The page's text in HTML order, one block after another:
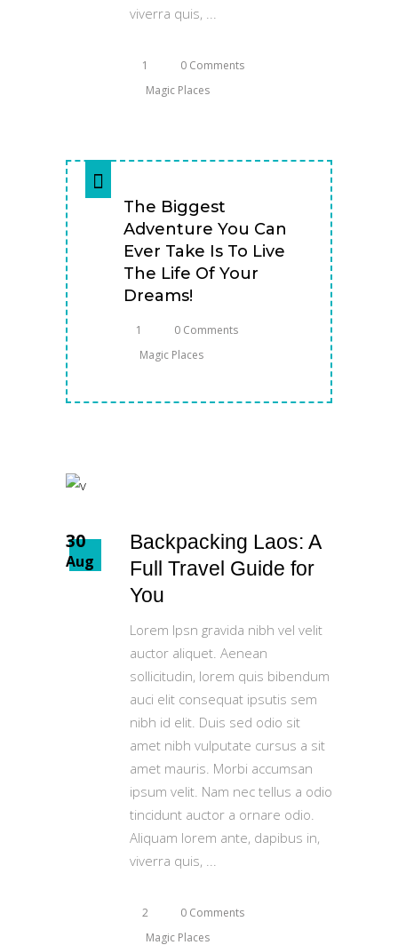
viverra quis,
1
0 Comments
Magic Places
The Biggest
Adventure You Can
Ever Take Is To Live
The Life Of Your
Dreams!
1
0 Comments
Magic Places
30
Aug
Backpacking Laos: A
Full Travel Guide for
You
Lorem Ipsn gravida nibh vel velit
auctor aliquet. Aenean
sollicitudin, lorem quis bibendum
auci elit consequat ipsutis sem
nibh id elit. Duis sed odio sit
amet nibh vulputate cursus a sit
amet mauris. Morbi accumsan
ipsum velit. Nam nec tellus a odio
tincidunt auctor a ornare odio.
Aliquam lorem ante, dapibus in,
viverra quis,
2
0 Comments
Magic Places